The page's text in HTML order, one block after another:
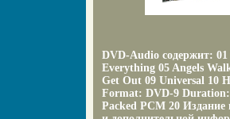
DVD-Audio содержит:
Everything 05 Angels
Get Out 09 Universal 10
Format: DVD-9
Packed PCM 20 Издание